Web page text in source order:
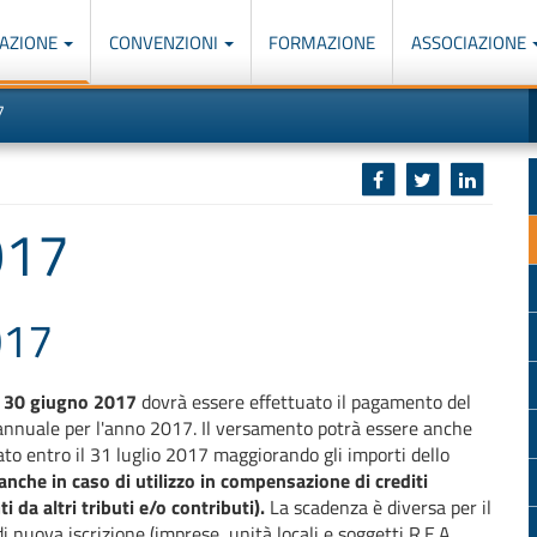
CONVENZIONI FORMAZIONE ASSOCIAZIONE
30 giugno 2017 dovrà essere effettuato il pagamento del
per l'anno 2017. Il versamento potrà essere anche
entro il 31 luglio 2017 maggiorando gli importi dello
in caso di utilizzo in compensazione di crediti
da altri tributi e/o contributi). La scadenza è diversa per il